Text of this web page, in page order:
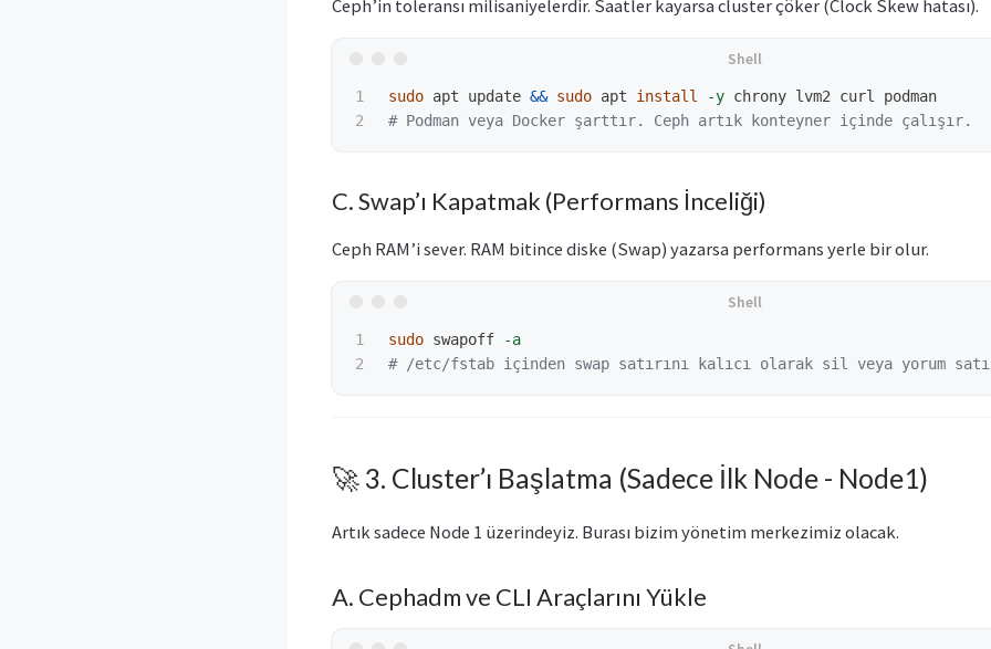
Ceph’in toleransı milisaniyelerdir. Saatler kayarsa cluster çöker (Clock Skew hatası).
1
sudo apt update && sudo apt install -y
# Podman veya Docker şarttır. Ceph artık konteyner içinde çalışır.
C. Swap’ı Kapatmak (Performans İnceliği)
Ceph RAM’i sever. RAM bitince diske (Swap) yazarsa performans yerle bir olur.
1
sudo swapoff
-a
# /etc/fstab içinden swap satırını kalıcı olarak sil veya yorum
🚀 3. Cluster’ı Başlatma (Sadece İlk Node - Node1)
Artık sadece Node 1 üzerindeyiz. Burası bizim yönetim merkezimiz olacak.
A. Cephadm ve CLI Araçlarını Yükle